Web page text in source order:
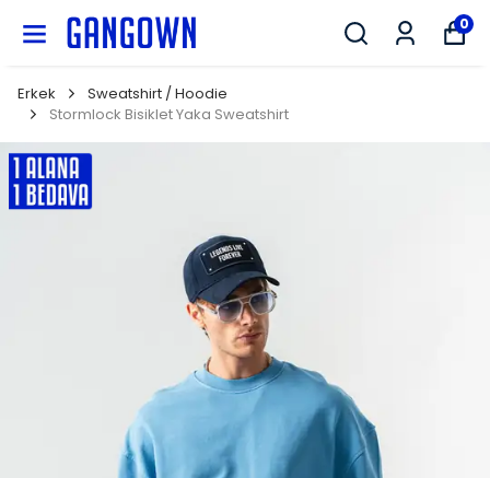
0
Erkek
Sweatshirt / Hoodie
Stormlock Bisiklet Yaka Sweatshirt